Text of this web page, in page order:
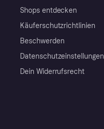
Shops entdecken
Käuferschutzrichtlinien
Beschwerden
Datenschutzeinstellungen
Dein Widerrufsrecht